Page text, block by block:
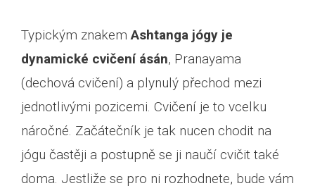
Typickým znakemAshtanga jógy je
dynamické cvičení ásán, Pranayama
(dechová cvičení) a plynulý přechod mezi
jednotlivými pozicemi. Cvičení je to vcelku
náročné. Začátečník je tak nucen chodit na
jógu častěji a postupně se ji naučí cvičit také
doma. Jestliže se pro ni rozhodnete, bude vám